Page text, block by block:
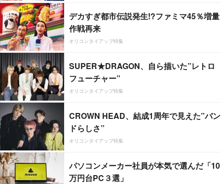
デカすぎ都市伝説発生!?ファミマ45％増量
作戦再来
オリコンタイアップ特集
SUPER★DRAGON、自ら描いた”レトロ
フューチャー”
オリコンタイアップ特集
CROWN HEAD、結成1周年で見えた”バン
ドらしさ”
オリコンタイアップ特集
パソコンメーカー社員が本気で選んだ「10
万円台PC３選」